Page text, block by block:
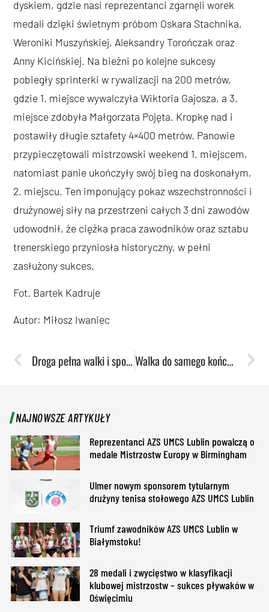
dyskiem, gdzie nasi reprezentanci zgarnęli worek
medali dzięki świetnym próbom Oskara Stachnika,
Weroniki Muszyńskiej, Aleksandry Torończak oraz
Anny Kicińskiej. Na bieżni po kolejne sukcesy
pobiegły sprinterki w rywalizacji na 200 metrów,
gdzie 1. miejsce wywalczyła Wiktoria Gajosza, a 3.
miejsce zdobyła Małgorzata Pojęta. Kropkę nad i
postawiły długie sztafety 4×400 metrów. Panowie
przypieczętowali mistrzowski weekend 1. miejscem,
natomiast panie ukończyły swój bieg na doskonałym,
2. miejscu. Ten imponujący pokaz wszechstronności i
drużynowej siły na przestrzeni całych 3 dni zawodów
udowodnił, że ciężka praca zawodników oraz sztabu
trenerskiego przyniosła historyczny, w pełni
zasłużony sukces.
Fot. Bartek Kadruje
Autor: Miłosz Iwaniec
Droga pełna walki i sportowych emocji. Szczypiorniści i szczypiornistki AZS UMCS Lublin zakończyli zmagania w Akademickich Mistrzostwach Polski w Opolu Walka do samego końca. Piłkarze AZS UMCS Lublin kończą zmagania w Akademickich Mistrzostwach Polski na fazie ćwierćfinałowej
NAJNOWSZE ARTYKUŁY
Reprezentanci AZS UMCS Lublin powalczą o
medale Mistrzostw Europy w Birmingham
Ulmer nowym sponsorem tytularnym
drużyny tenisa stołowego AZS UMCS Lublin
Triumf zawodników AZS UMCS Lublin w
Białymstoku!
28 medali i zwycięstwo w klasyfikacji
klubowej mistrzostw – sukces pływaków w
Oświęcimiu